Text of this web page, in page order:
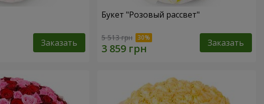
Заказать
Букет "Розовый рассвет"
5 513 грн Заказать